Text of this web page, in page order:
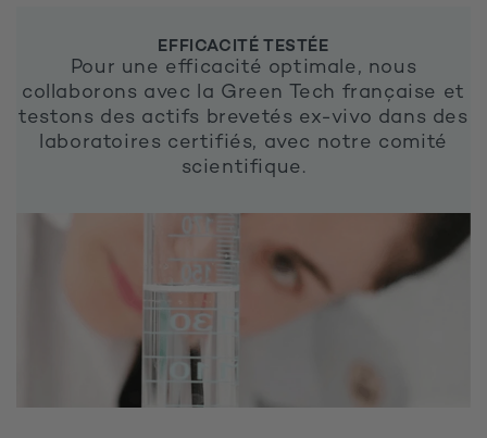
EFFICACITÉ TESTÉE
Pour une efficacité optimale, nous
collaborons avec la Green Tech française et
testons des actifs brevetés ex-vivo dans des
laboratoires certifiés, avec notre comité
scientifique.